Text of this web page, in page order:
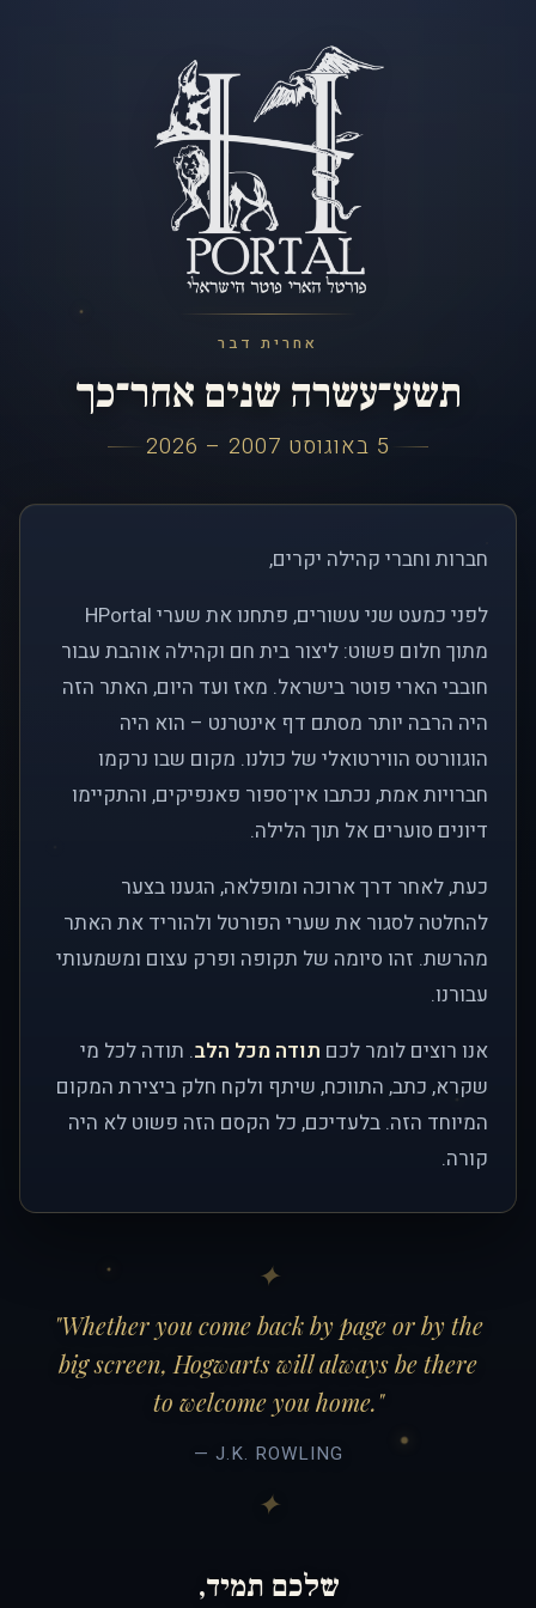
אחרית דבר
תשע־עשרה שנים אחר־כך
5 באוגוסט 2007 – 2026
חברות וחברי קהילה יקרים,
לפני כמעט שני עשורים, פתחנו את שערי HPortal
מתוך חלום פשוט: ליצור בית חם וקהילה אוהבת עבור
חובבי הארי פוטר בישראל. מאז ועד היום, האתר הזה
היה הרבה יותר מסתם דף אינטרנט – הוא היה
הוגוורטס הווירטואלי של כולנו. מקום שבו נרקמו
חברויות אמת, נכתבו אין־ספור פאנפיקים, והתקיימו
דיונים סוערים אל תוך הלילה.
כעת, לאחר דרך ארוכה ומופלאה, הגענו בצער
להחלטה לסגור את שערי הפורטל ולהוריד את האתר
מהרשת. זהו סיומה של תקופה ופרק עצום ומשמעותי
עבורנו.
אנו רוצים לומר לכם תודה מכל הלב. תודה לכל מי
שקרא, כתב, התווכח, שיתף ולקח חלק ביצירת המקום
המיוחד הזה. בלעדיכם, כל הקסם הזה פשוט לא היה
קורה.
"Whether you come back by page or by the
big screen, Hogwarts will always be there
to welcome you home."
— J.K. ROWLING
שלכם תמיד,